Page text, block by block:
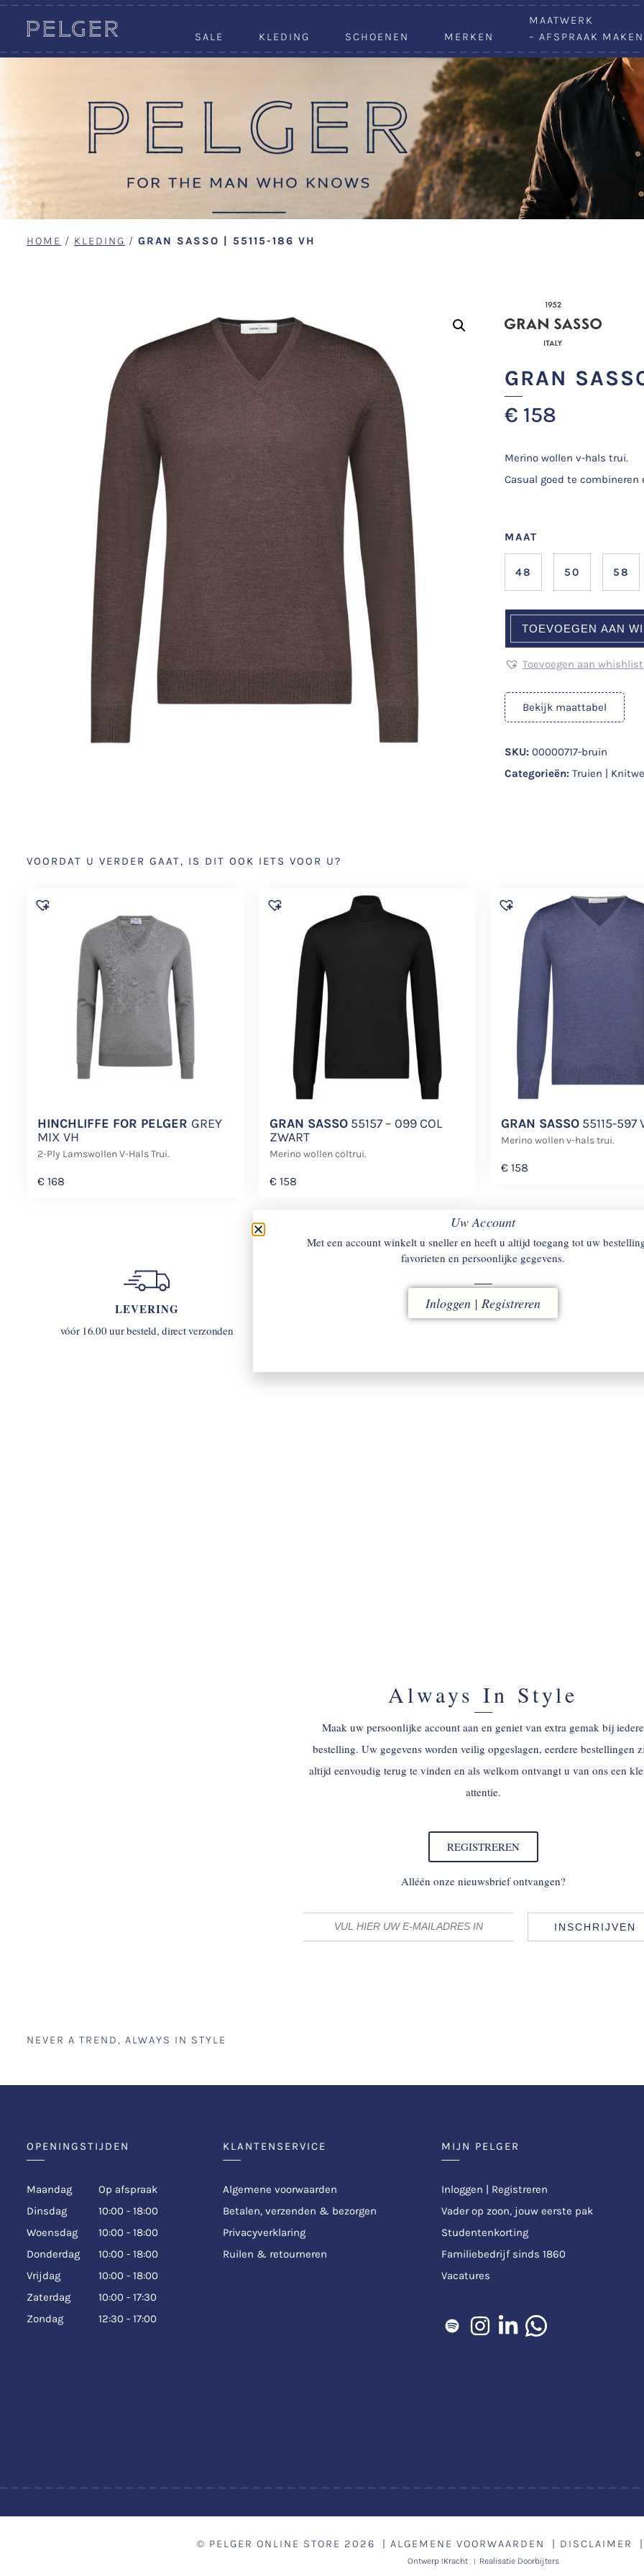
SALE KLEDING SCHOENEN MERKEN
MAATWERK
– AFSPRAAK
HOME / KLEDING / GRAN SASSO | 55115-186 VH
GRAN
€ 158
Merino wollen v-hals trui.
Casual goed te
MAAT
48 50 58
TOEVOEGEN AAN
Toevoegen aan whishlist
Bekijk maattabel
SKU: 00000717-bruin
Categorieën: Truien |
VOORDAT U VERDER GAAT, IS DIT OOK IETS VOOR U?
HINCHLIFFE FOR PELGER GREY
MIX VH
2-Ply Lamswollen V-Hals Trui.
€ 168
GRAN SASSO55157 – 099 COL
ZWART
Merino wollen coltrui.
€158
GRAN SASSO 55115-597
Merino wollen v-hals trui.
€ 158
LEVERING
vóór 16.00 uur besteld, direct verzonden
uw omgeving voor snel en binnen 14 dagen
Always In Style
Maak uw persoonlijke account aan en geniet van extra gemak bij iedere
bestelling. Uw gegevens worden veilig opgeslagen, eerdere bestellingen
altijd eenvoudig terug te vinden en als welkom ontvangt u van ons een
attentie.
REGISTREREN
Alléén onze nieuwsbrief ontvangen?
INSCHRIJVEN
NEVER A TREND, ALWAYS IN STYLE
OPENINGSTIJDEN
Maandag
Op afspraak
Dinsdag
10:00 - 18:00
Woensdag
10:00 - 18:00
Donderdag
10:00 - 18:00
Vrijdag
10:00 - 18:00
Zaterdag
10:00 - 17:30
Zondag
12:30 - 17:00
KLANTENSERVICE
Algemene voorwaarden
Betalen, verzenden & bezorgen
Privacyverklaring
Ruilen & retourneren
MIJN PELGER
Inloggen | Registreren
Vader op zoon, jouw eerste pak
Studentenkorting
Familiebedrijf sinds 1860
Vacatures
© PELGER ONLINE STORE 2026 ALGEMENE VOORWAARDEN DISCLAIMER
Ontwerp !Kracht Realisatie Doorbijters
Uw Account
Met een account winkelt u sneller en heeft u altijd toegang tot uw
favorieten en persoonlijke gegevens.
Inloggen | Registreren